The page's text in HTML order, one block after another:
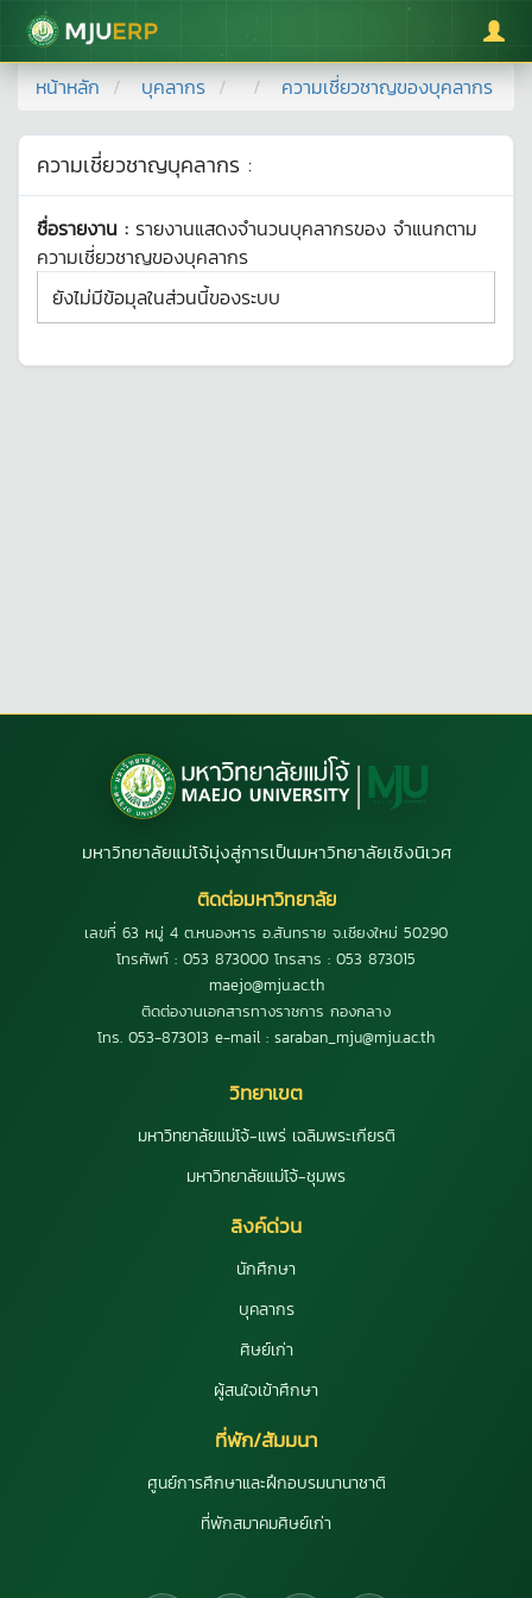
มหาวิทยาลัยแม่โจ้
หน้าหลัก บุคลากร ความเชี่ยวชาญของบุคลากร
ความเชี่ยวชาญบุคลากร :
ชื่อรายงาน : รายงานแสดงจำนวนบุคลากรของ จำแนกตาม
ความเชี่ยวชาญของบุคลากร
ยังไม่มีข้อมุลในส่วนนี้ของระบบ
มหาวิทยาลัยแม่โจ้มุ่งสู่การเป็นมหาวิทยาลัยเชิงนิเวศ
ติดต่อมหาวิทยาลัย
เลขที่ 63 หมู่ 4 ต.หนองหาร อ.สันทราย จ.เชียงใหม่ 50290
โทรศัพท์ : 053 873000 โทรสาร : 053 873015
maejo@mju.ac.th
ติดต่องานเอกสารทางราชการ กองกลาง
โทร. 053-873013 e-mail : saraban_mju@mju.ac.th
วิทยาเขต
มหาวิทยาลัยแม่โจ้-แพร่ เฉลิมพระเกียรติ
มหาวิทยาลัยแม่โจ้-ชุมพร
ลิงค์ด่วน
นักศึกษา
บุคลากร
ศิษย์เก่า
ผู้สนใจเข้าศึกษา
ที่พัก/สัมมนา
ศูนย์การศึกษาและฝึกอบรมนานาชาติ
ที่พักสมาคมศิษย์เก่า